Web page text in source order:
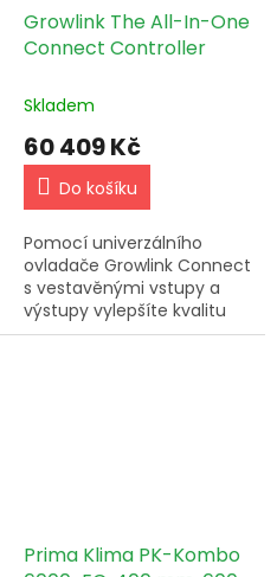
Growlink The All-In-One
Connect Controller
Skladem
60 409 Kč
Do košíku
Pomocí univerzálního
ovladače Growlink Connect
s vestavěnými vstupy a
výstupy vylepšíte kvalitu
pěstování. Toto jediné,
Prima Klima PK-Kombo